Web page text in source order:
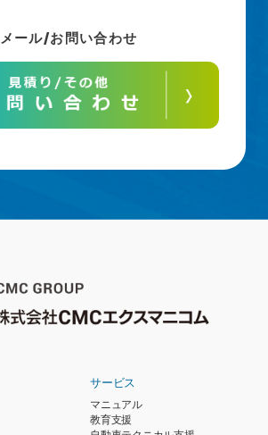
メール/お問い合わせ
サービス
マニュアル
教育支援